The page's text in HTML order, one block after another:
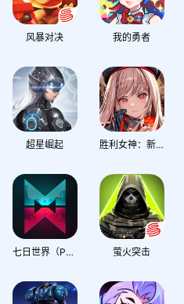
风暴对决 我的勇者
超星崛起 胜利女神：新的希望
七日世界（PC版） 萤火突击